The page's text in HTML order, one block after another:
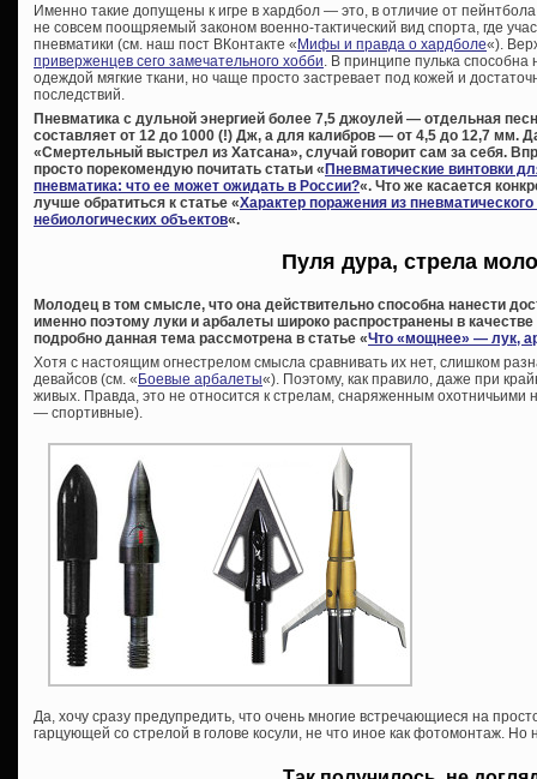
Именно такие допущены к игре в хардбол — это, в отличие от
не совсем поощряемый законом военно-тактический вид спорта, где
пневматики (см. наш пост ВКонтакте «Мифы и правда о хардболе«).
приверженцев сего замечательного хобби. В принципе пулька
одеждой мягкие ткани, но чаще просто застревает под кожей и
последствий.
Пневматика с дульной энергией более 7,5 джоулей — отдельная
составляет от 12 до 1000 (!) Дж, а для калибров — от 4,5 до 12,7 мм.
«Смертельный выстрел из Хатсана», случай говорит сам за себя.
просто порекомендую почитать статьи «Пневматические винтовки
пневматика: что ее может ожидать в России?«. Что же касается
лучше обратиться к статье «Характер поражения из
небиологических объектов«.
Пуля дура, стрела
Молодец в том смысле, что она действительно способна нанести
именно поэтому луки и арбалеты широко распространены в
подробно данная тема рассмотрена в статье «Что «мощнее» — лук,
Хотя с настоящим огнестрелом смысла сравнивать их нет, слишком
девайсов (см. «Боевые арбалеты«). Поэтому, как правило, даже при
живых. Правда, это не относится к стрелам, снаряженным охотничьими
— спортивные).
Да, хочу сразу предупредить, что очень многие встречающиеся на
гарцующей со стрелой в голове косули, не что иное как фотомонтаж. Но